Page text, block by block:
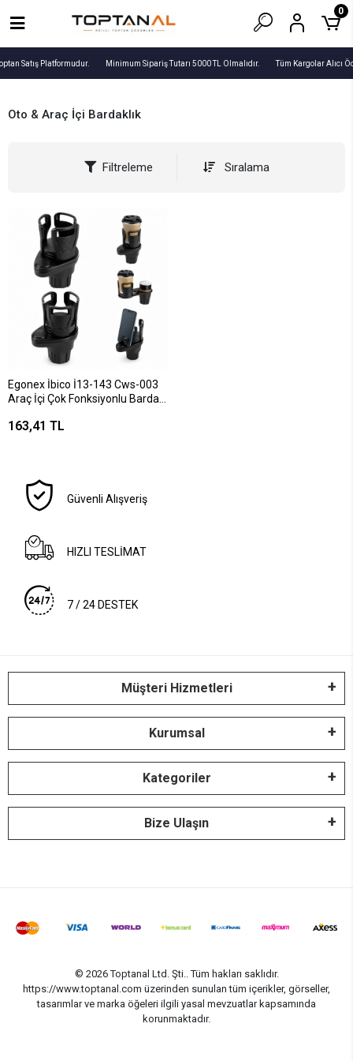
Satış Platformudur. Minimum Sipariş Tutarı 5000 TL Olmalıdır. Tüm Kargolar Alıcı
0
Oto & Araç İçi Bardaklık
Filtreleme Sıralama
Egonex İbico İ13-143 Cws-003
Araç İçi Çok Fonksiyonlu Bardak
Dönebilen & Genişleyebilir Üst
163,41 TL
Güvenli Alışveriş
HIZLI TESLİMAT
7 / 24 DESTEK
Müşteri Hizmetleri
Kurumsal
Kategoriler
Bize Ulaşın
© 2026 Toptanal Ltd. Şti.. Tüm hakları saklıdır.
https://www.toptanal.com üzerinden sunulan tüm içerikler, görseller,
tasarımlar ve marka öğeleri ilgili yasal mevzuatlar kapsamında
korunmaktadır.